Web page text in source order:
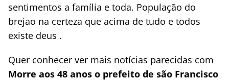
sentimentos a família e toda. População do
brejao na certeza que acima de tudo e todos
existe deus .
Quer conhecer ver mais notícias parecidas com
Morre aos 48 anos o prefeito de são Francisco